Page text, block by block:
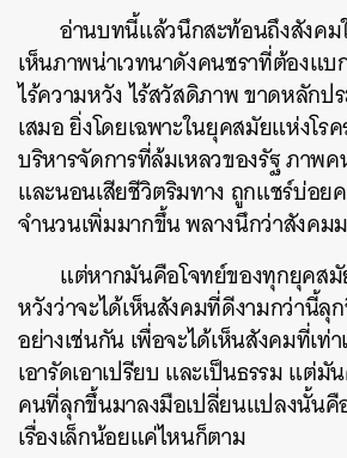
อ่านบทนี้แล้วนึกสะท้อนถึงสังค
เห็นภาพน่าเวทนาดังคนชราที่ต้องแบ
ไร้ความหวัง ไร้สวัสดิภาพ ขาดหลักป
เสมอ ยิ่งโดยเฉพาะในยุคสมัยแห่งโร
บริหารจัดการที่ล้มเหลวของรัฐ ภาพ
และนอนเสียชีวิตริมทาง ถูกแชร์บ่อย
จำนวนเพิ่มมากขึ้น พลางนึกว่าสังคม
แต่หากมันคือโจทย์ของทุกยุคส
หวังว่าจะได้เห็นสังคมที่ดีงามกว่านี้ลุ
อย่างเช่นกัน เพื่อจะได้เห็นสังคมที่เท่
เอารัดเอาเปรียบ และเป็นธรรม แต่มั
คนที่ลุกขึ้นมาลงมือเปลี่ยนแปลงนั้นคื
เรื่องเล็กน้อยแค่ไหนก็ตาม